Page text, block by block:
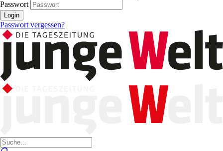
Passwort
Login
Passwort vergessen?